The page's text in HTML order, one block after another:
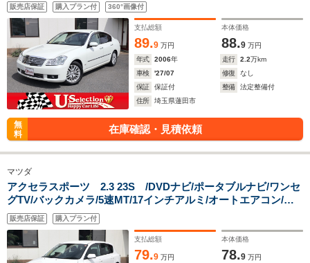
ETC/ワンオーナー
販売店保証 購入プラン付 360°画像付
支払総額
89.9 万円
本体価格
88.9 万円
年式
2006年 走行 2.2万km
車検
'27/07 修復
なし
保証
保証付 整備
法定整備付
住所
埼玉県蓮田市
無
料
在庫確認・見積依頼
マツダ
アクセラスポーツ 2.3 23S /DVDナビ/ポータブルナビ/ワンセ
グTV/バックカメラ/5速MT/17インチアルミ/オートエアコン/リ
アスポ/キーレス/キセノン/ドアバイザー
販売店保証 購入プラン付
支払総額
79.9 万円
本体価格
78.9 万円